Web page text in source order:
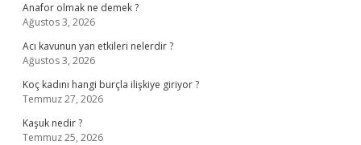
Anafor olmak ne demek ?
Ağustos 3, 2026
Acı kavunun yan etkileri nelerdir ?
Ağustos 3, 2026
Koç kadını hangi burçla ilişkiye giriyor ?
Temmuz 27, 2026
Kaşuk nedir ?
Temmuz 25, 2026